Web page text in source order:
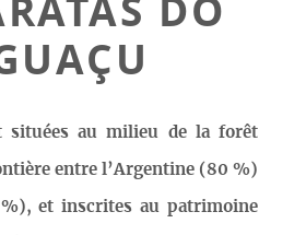
situées au milieu de la forêt
entre l’Argentine (80 %)
et inscrites au patrimoine